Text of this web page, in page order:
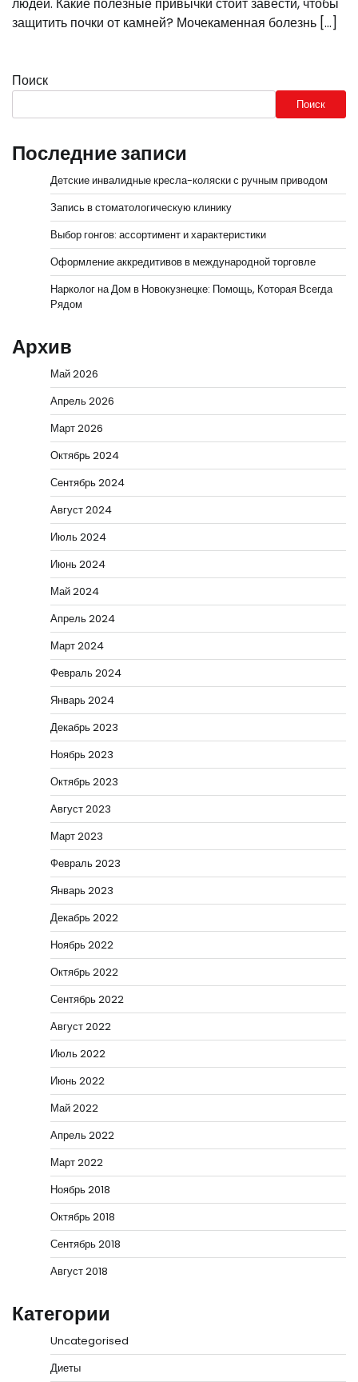
людей. Какие полезные привычки стоит завести, чтобы
защитить почки от камней? Мочекаменная болезнь […]
Поиск
Поиск
Последние записи
Детские инвалидные кресла-коляски с ручным приводом
Запись в стоматологическую клинику
Выбор гонгов: ассортимент и характеристики
Оформление аккредитивов в международной торговле
Нарколог на Дом в Новокузнецке: Помощь, Которая Всегда
Рядом
Архив
Май 2026
Апрель 2026
Март 2026
Октябрь 2024
Сентябрь 2024
Август 2024
Июль 2024
Июнь 2024
Май 2024
Апрель 2024
Март 2024
Февраль 2024
Январь 2024
Декабрь 2023
Ноябрь 2023
Октябрь 2023
Август 2023
Март 2023
Февраль 2023
Январь 2023
Декабрь 2022
Ноябрь 2022
Октябрь 2022
Сентябрь 2022
Август 2022
Июль 2022
Июнь 2022
Май 2022
Апрель 2022
Март 2022
Ноябрь 2018
Октябрь 2018
Сентябрь 2018
Август 2018
Категории
Uncategorised
Диеты